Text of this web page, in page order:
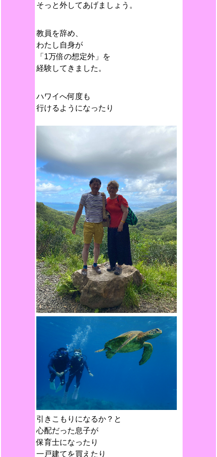
そっと外してあげましょう。
教員を辞め、
わたし自身が
「1万倍の想定外」を
経験してきました。
ハワイへ何度も
行けるようになったり
引きこもりになるか？と
心配だった息子が
保育士になったり
一戸建てを買えたり